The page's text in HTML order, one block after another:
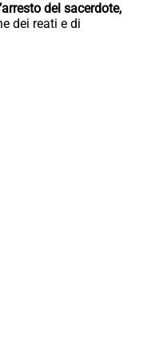
del sacerdote,
dei reati e di